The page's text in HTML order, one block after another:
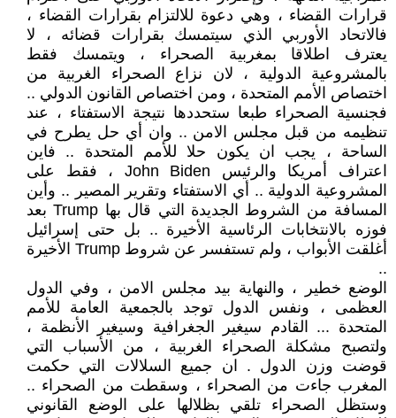
قرارات القضاء ، وهي دعوة للالتزام بقرارات القضاء ،
فالاتحاد الأوربي الذي سيتمسك بقرارات قضائه ، لا
يعترف اطلاقا بمغربية الصحراء ، ويتمسك فقط
بالمشروعية الدولية ، لان نزاع الصحراء الغربية من
اختصاص الأمم المتحدة ، ومن اختصاص القانون الدولي ..
فجنسية الصحراء طبعا ستحددها نتيجة الاستفتاء ، عند
تنظيمه من قبل مجلس الامن .. وان أي حل يطرح في
الساحة ، يجب ان يكون حلا للأمم المتحدة .. فاين
اعتراف أمريكا والرئيس John Biden ، فقط على
المشروعية الدولية .. أي الاستفتاء وتقرير المصير .. وأين
المسافة من الشروط الجديدة التي قال بها Trump بعد
فوزه بالانتخابات الرئاسية الأخيرة .. بل حتى إسرائيل
أغلقت الأبواب ، ولم تستفسر عن شروط Trump الأخيرة
..
الوضع خطير ، والنهاية بيد مجلس الامن ، وفي الدول
العظمى ، ونفس الدول توجد بالجمعية العامة للأمم
المتحدة ... القادم سيغير الجغرافية وسيغير الأنظمة ،
ولتصبح مشكلة الصحراء الغربية ، من الأسباب التي
قوضت وزن الدول . ان جميع السلالات التي حكمت
المغرب جاءت من الصحراء ، وسقطت من الصحراء ..
وستظل الصحراء تلقي بظلالها على الوضع القانوني